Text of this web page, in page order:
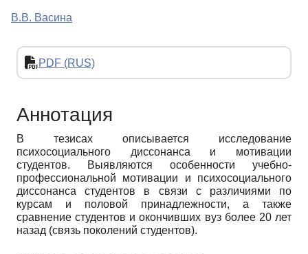
В.В. Васина
PDF (RUS)
Аннотация
В тезисах описывается исследование
психосоциального диссонанса и мотивации
студентов. Выявляются особенности учебно-
профессиональной мотивации и психосоциального
диссонанса студентов в связи с различиями по
курсам и половой принадлежности, а также
сравнение студентов и окончивших вуз более 20 лет
назад (связь поколений студентов).